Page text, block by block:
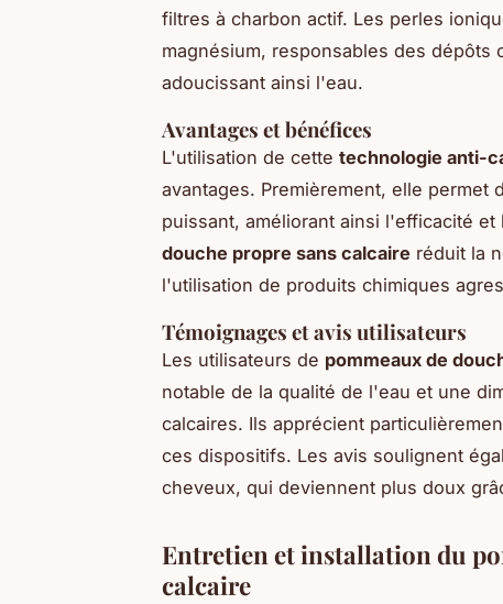
filtres à charbon actif. Les perles
magnésium, responsables des
adoucissant ainsi l'eau.
Avantages et bénéfices
L'utilisation de cette technologie anti-
avantages. Premièrement, elle
puissant, améliorant ainsi l'efficacité
douche propre sans calcaire réduit la
l'utilisation de produits chimiques
Témoignages et avis utilisateurs
Les utilisateurs de pommeaux de
notable de la qualité de l'eau et une
calcaires. Ils apprécient
ces dispositifs. Les avis soulignent
cheveux, qui deviennent plus doux
Entretien et installation du
calcaire